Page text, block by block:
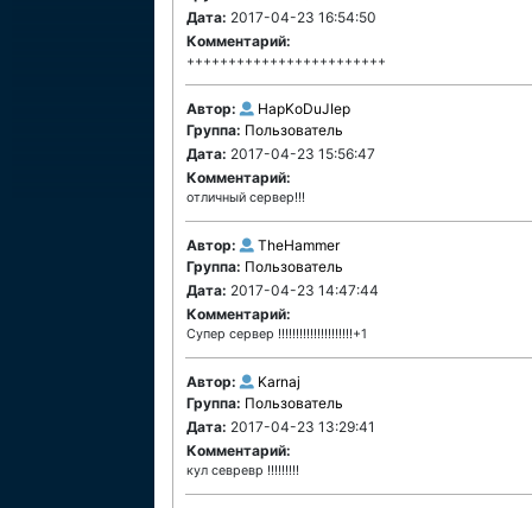
Дата: 2017-04-23 16:54:50
Комментарий:
++++++++++++++++++++++++
Автор:
HapKoDuJIep
Группа: Пользователь
Дата: 2017-04-23 15:56:47
Комментарий:
отличный сервер!!!
Автор:
TheHammer
Группа: Пользователь
Дата: 2017-04-23 14:47:44
Комментарий:
Супер сервер !!!!!!!!!!!!!!!!!!!!!+1
Автор:
Karnaj
Группа: Пользователь
Дата: 2017-04-23 13:29:41
Комментарий:
кул севревр !!!!!!!!!